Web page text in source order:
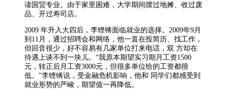
读国贸专业。由于家里困难，大学期间摆过地摊、收过废
品、开过寿司店。
2009 年升入大四后，李铿锵面临就业的选择。2009年9月
到11月，通过招聘会和网络，他一直在投简历、找工作，
但回音很少，好不容易有几家单位打来电话，双 方却在
待遇上谈不到一块儿。“我原本期望实习期月工资1500
元，转正后月工资3000元，但很多单位给的工资都很
低。”李铿锵说，受金融危机影响，他和 同学们都感受到
就业形势的严峻，期望值一再降低。